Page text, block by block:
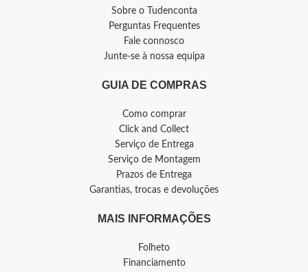
Sobre o Tudenconta
Perguntas Frequentes
Fale connosco
Junte-se à nossa equipa
GUIA DE COMPRAS
Como comprar
Click and Collect
Serviço de Entrega
Serviço de Montagem
Prazos de Entrega
Garantias, trocas e devoluções
MAIS INFORMAÇÕES
Folheto
Financiamento